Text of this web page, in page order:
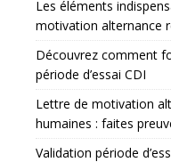
Les éléments
motivation alternance
Découvrez comment
période d’essai CDI
Lettre de motivation
humaines : faites
Validation période